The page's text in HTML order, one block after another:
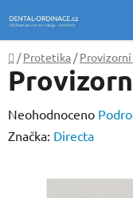
na
obsah
Domů
/ Protetika /
Průměrné
hodnocení
Neohodnoceno
Značka: Directa